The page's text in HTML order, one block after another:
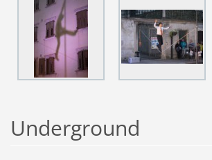
Underground